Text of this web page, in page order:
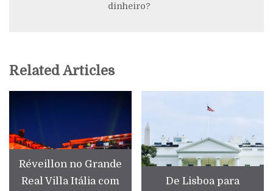
dinheiro?
Related Articles
Réveillon no Grande
Real Villa Itália com
De Lisboa para